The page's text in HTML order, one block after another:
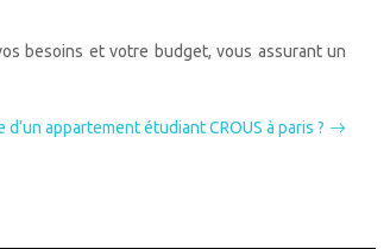
besoins et votre budget, vous assurant un
appartement étudiant CROUS à paris ?